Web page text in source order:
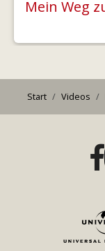
Start Videos